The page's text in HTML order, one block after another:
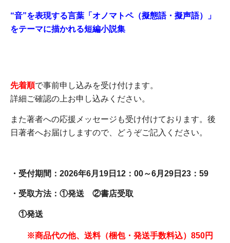
“音”を表現する言葉「オノマトペ（擬態語・擬声語）」
をテーマに描かれる短編小説集
先着順で事前申し込みを受け付けます。
詳細ご確認の上お申し込みください。
また著者への応援メッセージも受け付けております。後
日著者へお届けしますので、どうぞご記入ください。
・受付期間：2026年6月19日12：00～6月29日23：59
・受取方法：①発送 ②書店受取
①発送
※商品代の他、送料（梱包・発送手数料込）850円